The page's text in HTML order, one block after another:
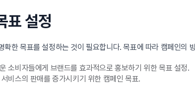
표 설정
확한 목표를 설정하는 것이 필요합니다. 목표에 따라 캠페인의
소비자들에게 브랜드를 효과적으로 홍보하기 위한 목표 설정.
비스의 판매를 증가시키기 위한 캠페인 목표.